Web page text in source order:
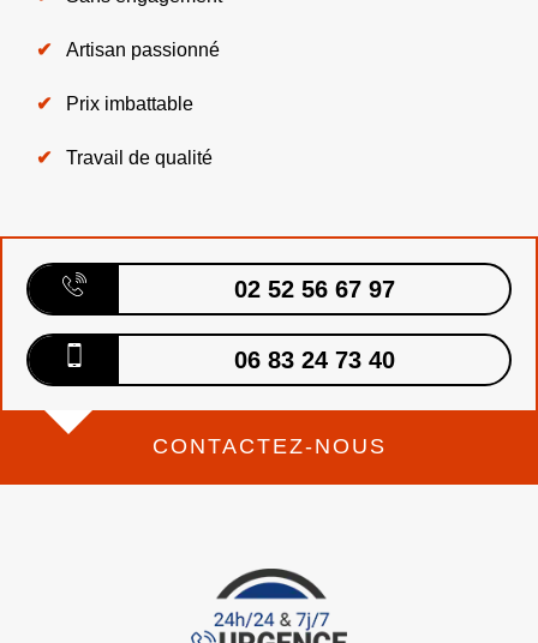
Artisan passionné
Prix imbattable
Travail de qualité
02 52 56 67 97
06 83 24 73 40
CONTACTEZ-NOUS